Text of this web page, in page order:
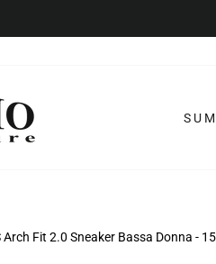
Arch Fit 2.0 Sneaker Bassa Donna -